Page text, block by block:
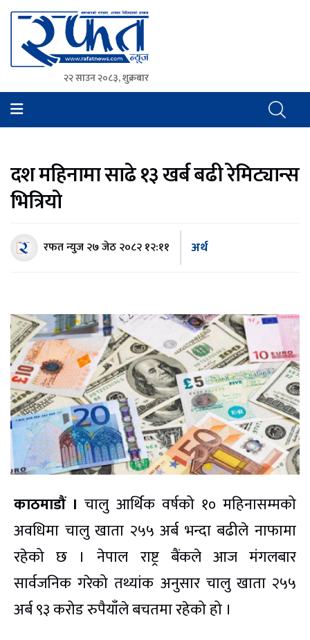
Rafat News
समाचारको रफ्तार, आवाज बिहिनहरुको आवाज
२२ साउन २०८३, शुक्रबार
दश महिनामा साढे १३ खर्ब बढी रेमिट्यान्स
भित्रियो
रफत न्युज२७ जेठ २०८२ १२:११ अर्थ
काठमाडौं । चालु आर्थिक वर्षको १० महिनासम्मको
अवधिमा चालु खाता २५५ अर्ब भन्दा बढीले नाफामा
रहेको छ । नेपाल राष्ट्र बैंकले आज मंगलबार
सार्वजनिक गरेको तथ्यांक अनुसार चालु खाता २५५
अर्ब ९३ करोड रुपैयाँले बचतमा रहेको हो ।